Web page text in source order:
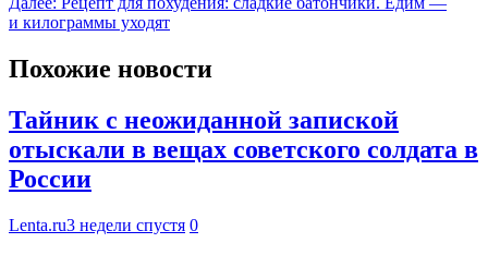
и килограммы уходят
Похожие новости
Тайник с неожиданной запиской
отыскали в вещах советского солдата в
России
Lenta.ru3 недели спустя 0